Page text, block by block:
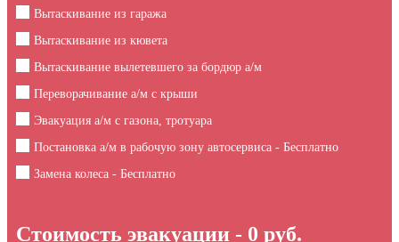
Вытаскивание из гаража
Вытаскивание из кювета
Вытаскивание вылетевшего за бордюр а/м
Переворачивание а/м с крыши
Эвакуация а/м с газона, тротуара
Постановка а/м в рабочую зону автосервиса - Бесплатно
Замена колеса - Бесплатно
Стоимость эвакуации - 0 руб.